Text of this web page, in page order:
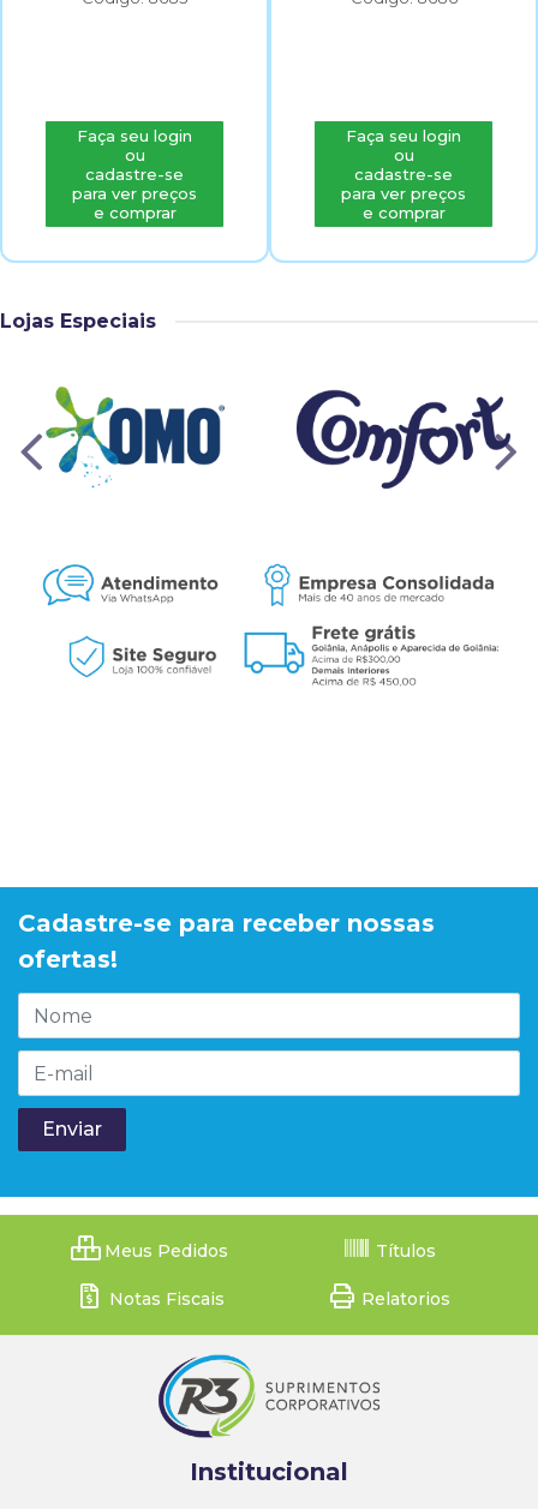
Faça seu login
ou
cadastre-se
para ver preços
e comprar
Faça seu login
ou
cadastre-se
para ver preços
e comprar
Lojas Especiais
Cadastre-se para receber nossas
ofertas!
Meus Pedidos Títulos
Notas Fiscais Relatorios
Institucional